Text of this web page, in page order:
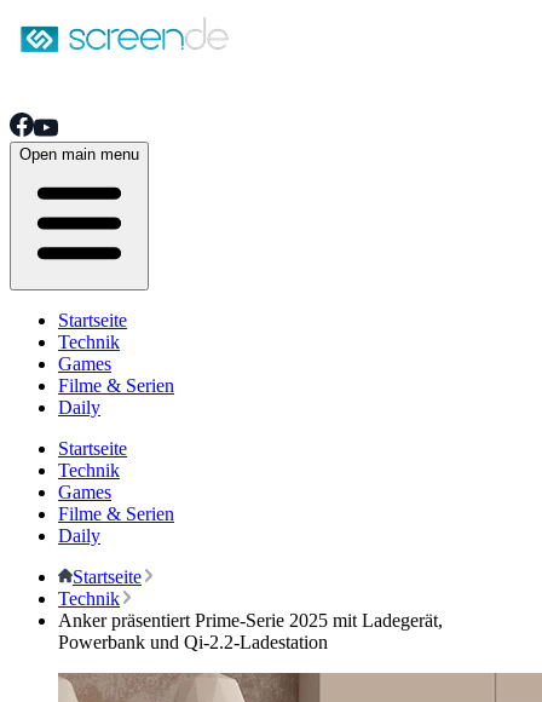
Open main menu
Startseite
Technik
Games
Filme & Serien
Daily
Startseite
Technik
Games
Filme & Serien
Daily
Startseite
Technik
Anker präsentiert Prime-Serie 2025 mit Ladegerät,
Powerbank und Qi-2.2-Ladestation